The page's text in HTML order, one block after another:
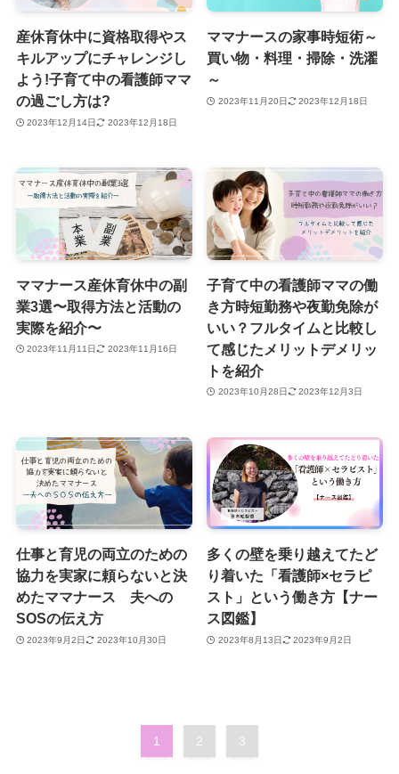
産休育休中に資格取得やス
キルアップにチャレンジし
よう!子育て中の看護師ママ
の過ごし方は?
2023年12月14日 2023年12月18日
ママナースの家事時短術～
買い物・料理・掃除・洗濯
～
2023年11月20日 2023年12月18日
ママナース産休育休中の副
業3選〜取得方法と活動の
実際を紹介〜
2023年11月11日 2023年11月16日
子育て中の看護師ママの働
き方時短勤務や夜勤免除が
いい？フルタイムと比較し
て感じたメリットデメリッ
トを紹介
2023年10月28日 2023年12月3日
仕事と育児の両立のための
協力を​​​実家に頼らないと決
めたママナース 夫への
SOSの伝え方
2023年9月2日 2023年10月30日
多くの壁を乗り越えてたど
り着いた「看護師×セラピ
スト」という働き方【ナー
ス図鑑】
2023年8月13日 2023年9月2日
1 2 3